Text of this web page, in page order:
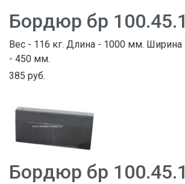
Бордюр бр
Вес - 116 кг. Длина - 1000 мм.
- 450 мм.
385 руб.
Бордюр бр